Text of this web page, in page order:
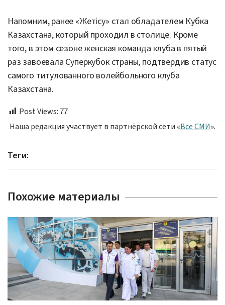
Напомним, ранее «Жетісу» стал обладателем Кубка
Казахстана, который проходил в столице. Кроме
того, в этом сезоне женская команда клуба в пятый
раз завоевала Суперкубок страны, подтвердив статус
самого титулованного волейбольного клуба
Казахстана.
Post Views: 77
Наша редакция участвует в партнёрской сети «Все СМИ».
Теги:
Похожие материалы